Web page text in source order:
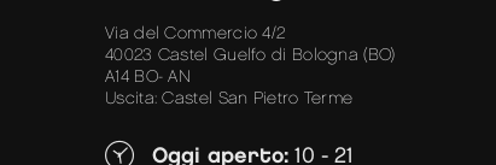
Via del Commercio 4/2
40023 Castel Guelfo di Bologna (BO)
A14 BO- AN
Uscita: Castel San Pietro Terme
Oggi aperto: 10 - 21